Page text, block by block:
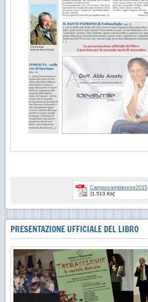
Camposampierese2015
[1.513 Kb]
PRESENTAZIONE UFFICIALE DEL LIBRO